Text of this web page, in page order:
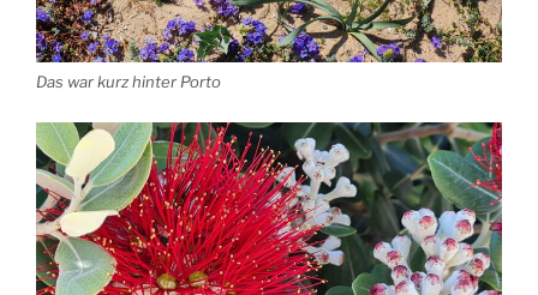
Das war kurz hinter Porto